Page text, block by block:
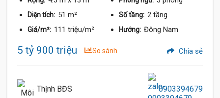
Diện tích: 51 m² Số tầng: 2 tầng
Giá/m²: 111 triệu/m² Hướng: Đông Nam
5 tỷ 900 triệu So sánh Chia sẻ
Thịnh BĐS 0903394679